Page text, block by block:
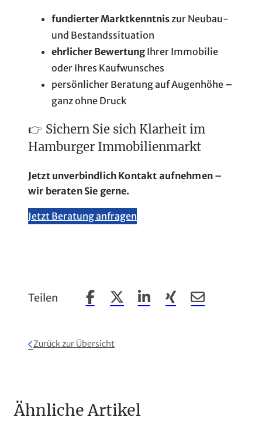
fundierter Marktkenntniszur Neubau-
und Bestandssituation
ehrlicher Bewertung Ihrer Immobilie
oder Ihres Kaufwunsches
persönlicher Beratung auf Augenhöhe –
ganz ohne Druck
👉 Sichern Sie sich Klarheit im
Hamburger Immobilienmarkt
Jetzt unverbindlich Kontakt aufnehmen –
wir beraten Sie gerne.
Jetzt Beratung anfragen
Teilen Beitrag auf Facebook teilen
Beitrag auf X teilen
Beitrag auf LinkedIn teilen
Beitrag auf Xing
Beitrag per
Zurück zur Übersicht
Ähnliche Artikel